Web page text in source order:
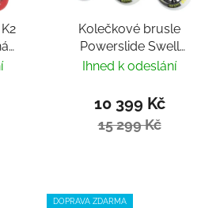
Kolečkové brusle
Powerslide Swell
Carbon 125 Trinity
Ihned k odeslání
10 399 Kč
15 299 Kč
DOPRAVA ZDARMA